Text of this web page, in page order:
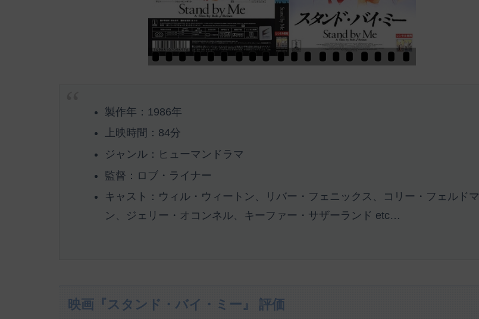
製作年：1986年
上映時間：84分
ジャンル：ヒューマンドラマ
監督：ロブ・ライナー
キャスト：ウィル・ウィートン、リバー・フェニックス、コリー・フェルドマ
ン、ジェリー・オコンネル、キーファー・サザーランド etc…
映画『スタンド・バイ・ミー』 評価